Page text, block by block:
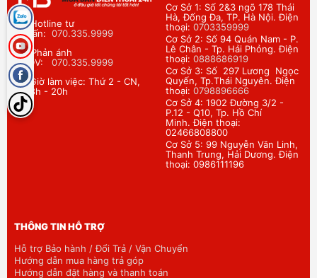
Hotline tư
vấn: 070.335.9999
Phản ánh
DV: 070.335.9999
Giờ làm việc: Thứ 2 - CN,
8h - 20h
Cơ Sở 1: Số 2&3 ngõ 178 Thái
Hà, Đống Đa, TP. Hà Nội. Điện
thoại: 0703359999
Cơ Sở 2: Số 94 Quán Nam - P.
Lê Chân - Tp. Hải Phỏng. Điện
thoại: 0888686919
Cơ Sở 3: Số 297 Lương Ngọc
Quyến, Tp.Thái Nguyên. Điện
thoại: 0798896666
Cơ Sở 4: 1902 Đường 3/2 -
P.12 - Q10, Tp. Hồ Chí
Minh. Điện thoại:
02466808800
Cơ Sở 5: 99 Nguyễn Văn Linh,
Thanh Trung, Hải Dương. Điện
thoại: 0986111196
THÔNG TIN HỖ TRỢ
Hỗ trợ Bảo hành / Đổi Trả / Vận Chuyển
Hướng dẫn mua hàng trả góp
Hướng dẫn đặt hàng và thanh toán